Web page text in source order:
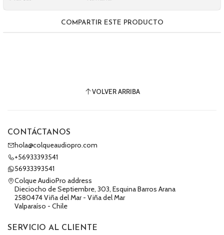
COMPARTIR ESTE PRODUCTO
VOLVER ARRIBA
CONTÁCTANOS
hola@colqueaudiopro.com
+56933393541
56933393541
Colque AudioPro address
Dieciocho de Septiembre, 303, Esquina Barros Arana
2580474 Viña del Mar - Viña del Mar
Valparaíso - Chile
SERVICIO AL CLIENTE